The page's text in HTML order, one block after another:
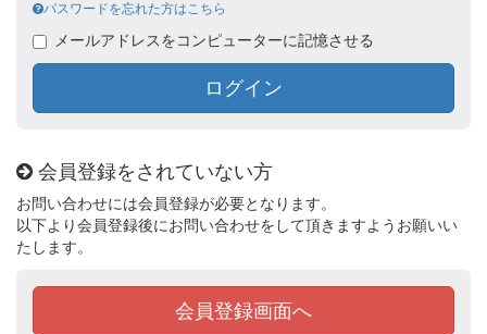
パスワードを忘れた方はこちら
メールアドレスをコンピューターに記憶させる
ログイン
会員登録をされていない方
お問い合わせには会員登録が必要となります。
以下より会員登録後にお問い合わせをして頂きますようお願いい
たします。
会員登録画面へ